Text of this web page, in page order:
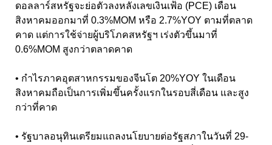
ดอลลาร์สหรัฐจะย่อตัวลงหลังเลขเงินเฟ้อ (PCE) เดือน
สิงหาคมออกมาที่ 0.3%MOM หรือ 2.7%YOY ตามที่ตลาด
คาด แต่การใช้จ่ายผู้บริโภคสหรัฐฯ เร่งตัวขึ้นมาที่
0.6%MOM สูงกว่าตลาดคาด
• กำไรภาคอุตสาหกรรมของจีนโต 20%YOY ในเดือน
สิงหาคมถือเป็นการเพิ่มขึ้นครั้งแรกในรอบสี่เดือน และสูง
กว่าที่คาด
• รัฐบาลอนุทินเตรียมแถลงนโยบายต่อรัฐสภาในวันที่ 29-